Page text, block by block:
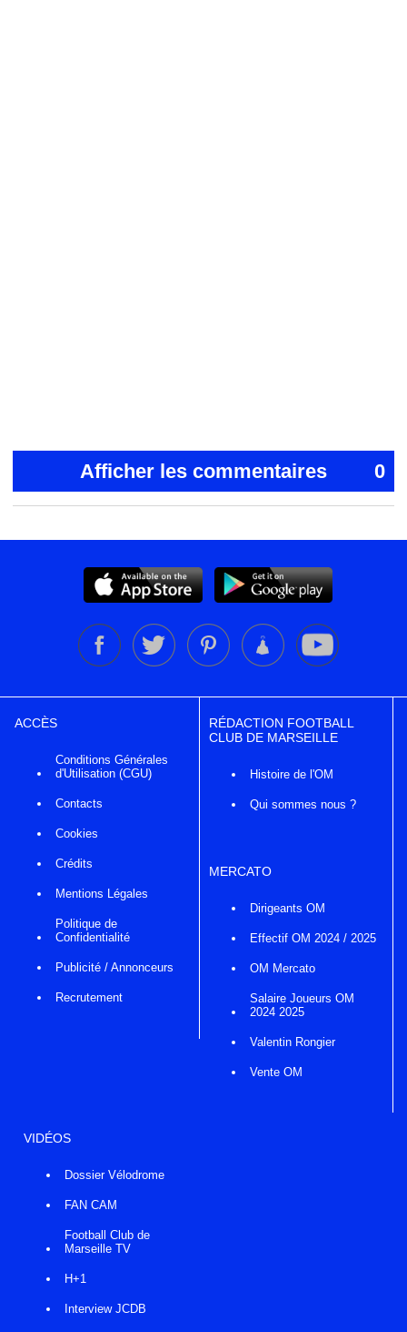
Afficher les commentaires 0
ACCÈS
Conditions Générales
d'Utilisation (CGU)
Contacts
Cookies
Crédits
Mentions Légales
Politique de
Confidentialité
Publicité / Annonceurs
Recrutement
RÉDACTION FOOTBALL
CLUB DE MARSEILLE
Histoire de l'OM
Qui sommes nous ?
MERCATO
Dirigeants OM
Effectif OM 2024 / 2025
OM Mercato
Salaire Joueurs OM
2024 2025
Valentin Rongier
Vente OM
VIDÉOS
Dossier Vélodrome
FAN CAM
Football Club de
Marseille TV
H+1
Interview JCDB